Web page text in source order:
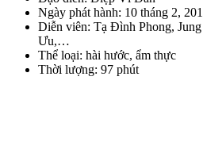
Ngày phát hành: 10 tháng 2,
Diễn viên: Tạ Đình Phong,
Ưu,…
Thể loại: hài hước, ẩm thực
Thời lượng: 97 phút